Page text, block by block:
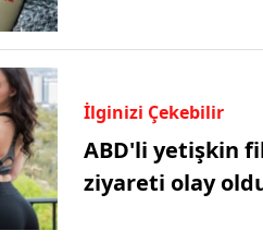
İlginizi Çekebilir
ABD'li yetişkin
ziyareti olay